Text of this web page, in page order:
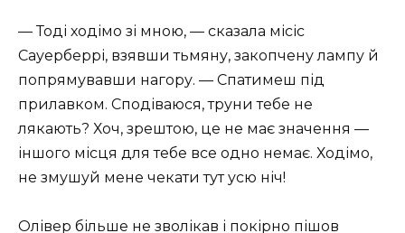
— Тоді ходімо зі мною, — сказала місіс
Сауерберрі, взявши тьмяну, закопчену лампу й
попрямувавши нагору. — Спатимеш під
прилавком. Сподіваюся, труни тебе не
лякають? Хоч, зрештою, це не має значення —
іншого місця для тебе все одно немає. Ходімо,
не змушуй мене чекати тут усю ніч!
Олівер більше не зволікав і покірно пішов